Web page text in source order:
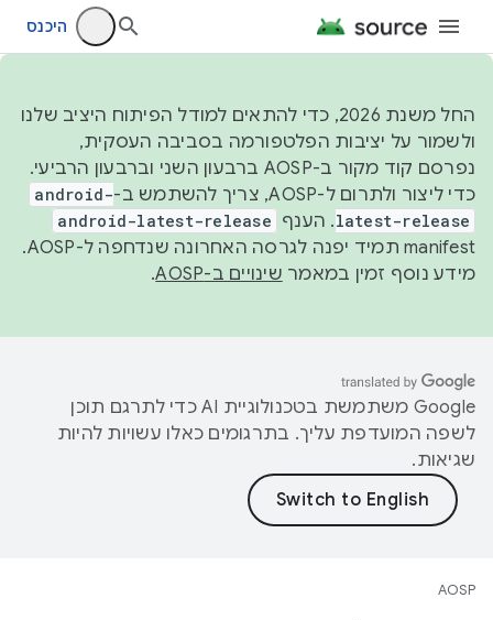
היכנס
החל משנת 2026, כדי להתאים למודל הפיתוח היציב שלנו
ולשמור על יציבות הפלטפורמה בסביבה העסקית,
נפרסם קוד מקור ב-AOSP ברבעון השני וברבעון הרביעי.
כדי ליצור ולתרום ל-AOSP, צריך להשתמש ב-
android-
latest-release. הענף android-latest-release
manifest תמיד יפנה לגרסה האחרונה שנדחפה ל-AOSP.
מידע נוסף זמין במאמר שינויים ב-AOSP .
‫Google משתמשת בטכנולוגיית AI כדי לתרגם תוכן
לשפה המועדפת עליך. בתרגומים כאלו עשויות להיות
שגיאות.
AOSP